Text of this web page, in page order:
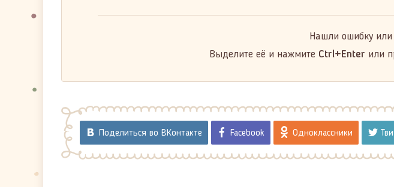
Нашли ошибку или
Выделите её и нажмите Ctrl+Enter или
Поделиться во ВКонтакте Facebook Одноклассники